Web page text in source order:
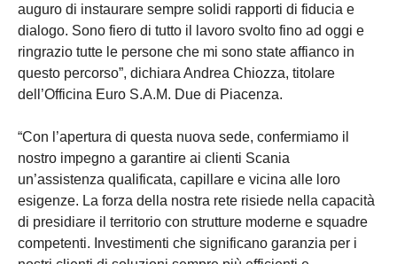
auguro di instaurare sempre solidi rapporti di fiducia e
dialogo. Sono fiero di tutto il lavoro svolto fino ad oggi e
ringrazio tutte le persone che mi sono state affianco in
questo percorso”, dichiara Andrea Chiozza, titolare
dell’Officina Euro S.A.M. Due di Piacenza.
“Con l’apertura di questa nuova sede, confermiamo il
nostro impegno a garantire ai clienti Scania
un’assistenza qualificata, capillare e vicina alle loro
esigenze. La forza della nostra rete risiede nella capacità
di presidiare il territorio con strutture moderne e squadre
competenti. Investimenti che significano garanzia per i